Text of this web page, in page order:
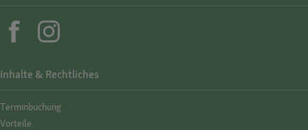
Inhalte & Rechtliches
Termin­buchung
Vorteile